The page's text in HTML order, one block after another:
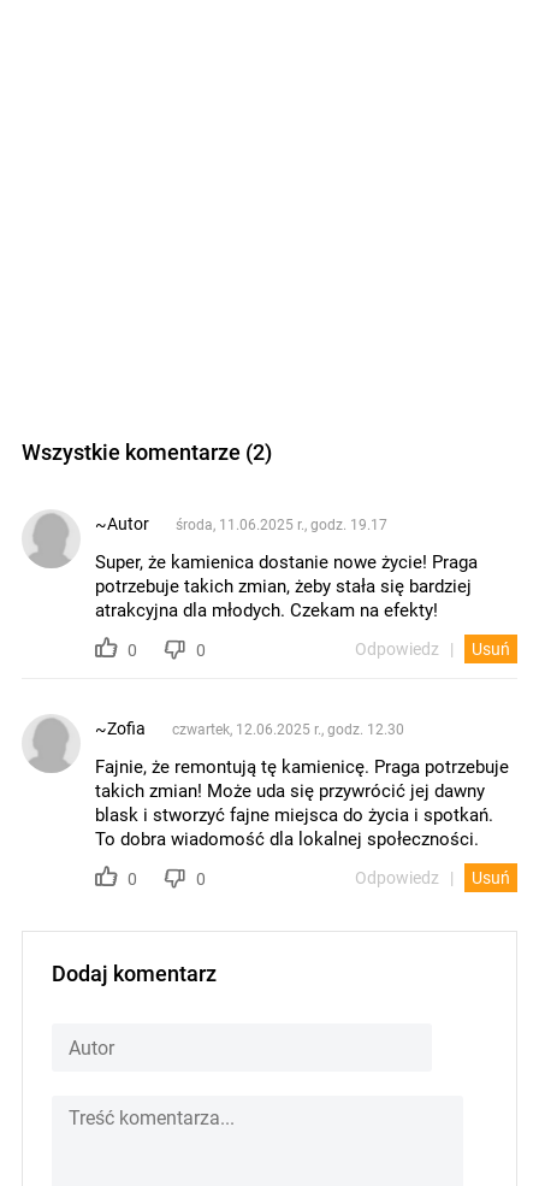
Wszystkie komentarze (2)
~Autor środa, 11.06.2025 r., godz. 19.17
Super, że kamienica dostanie nowe życie! Praga
potrzebuje takich zmian, żeby stała się bardziej
atrakcyjna dla młodych. Czekam na efekty!
0 0 Odpowiedz Usuń
~Zofia czwartek, 12.06.2025 r., godz. 12.30
Fajnie, że remontują tę kamienicę. Praga potrzebuje
takich zmian! Może uda się przywrócić jej dawny
blask i stworzyć fajne miejsca do życia i spotkań.
To dobra wiadomość dla lokalnej społeczności.
0 0 Odpowiedz Usuń
Dodaj komentarz